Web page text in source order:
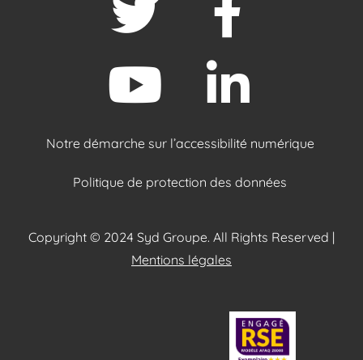
Notre démarche sur l’accessibilité numérique
Politique de protection des données
Copyright © 2024 Syd Groupe. All Rights Reserved |
Mentions légales